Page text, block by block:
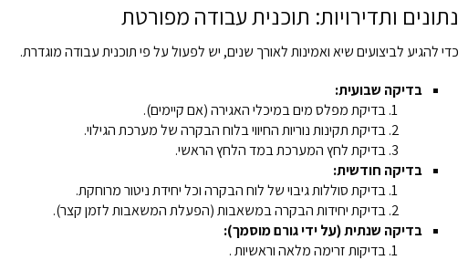
נתונים ותדירויות: תוכנית עבודה מפורטת
כדי להגיע לביצועים שיא ואמינות לאורך שנים, יש לפעול על פי תוכנית עבודה מוגדרת.
בדיקה שבועית:
בדיקת מפלס מים במיכלי האגירה (אם קיימים).
בדיקת תקינות נוריות החיווי בלוח הבקרה של מערכת הגילוי.
בדיקת לחץ המערכת במד הלחץ הראשי.
בדיקה חודשית:
בדיקת סוללות גיבוי של לוח הבקרה וכל יחידת ניטור מרוחקת.
בדיקת יחידות הבקרה במשאבות (הפעלת המשאבות לזמן קצר).
בדיקה שנתית (על ידי גורם מוסמך):
בדיקות זרימה מלאה וראשיות .